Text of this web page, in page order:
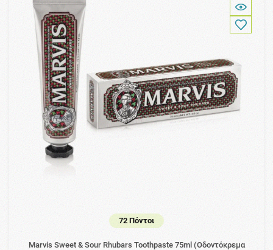
72 Πόντοι
Marvis Sweet & Sour Rhubars Toothpaste 75ml (Οδοντόκρεμα